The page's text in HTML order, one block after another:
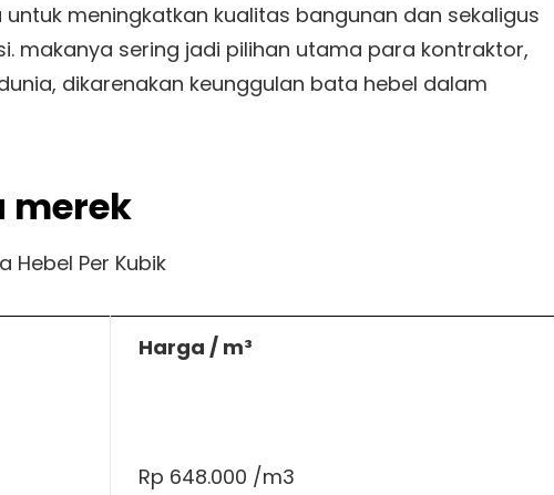
meningkatkan kualitas bangunan dan sekaligus
makanya sering jadi pilihan utama para kontraktor,
dikarenakan keunggulan bata hebel dalam
merek
Per Kubik
Harga / m³
Rp 648.000 /m3